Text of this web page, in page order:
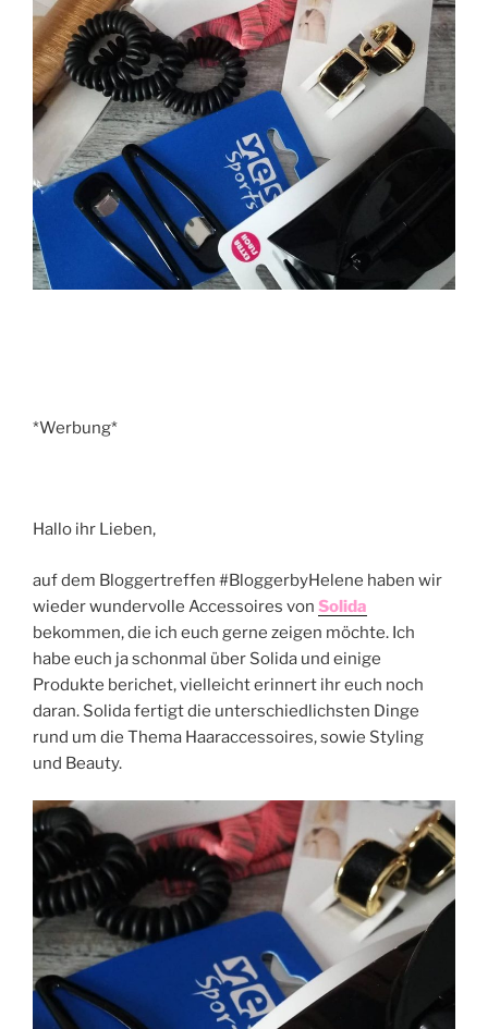
*Werbung*
Hallo ihr Lieben,
auf dem Bloggertreffen #BloggerbyHelene haben wir
wieder wundervolle Accessoires von Solida
bekommen, die ich euch gerne zeigen möchte. Ich
habe euch ja schonmal über Solida und einige
Produkte berichet, vielleicht erinnert ihr euch noch
daran. Solida fertigt die unterschiedlichsten Dinge
rund um die Thema Haaraccessoires, sowie Styling
und Beauty.